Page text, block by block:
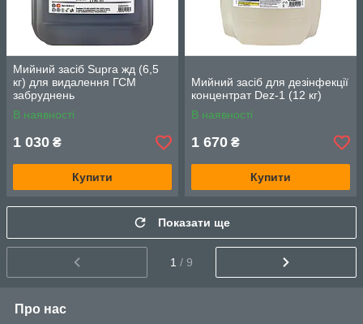
Мийний засіб Supra жд (6,5
кг) для видалення ГСМ
забруднень
В наявності
1 030 ₴
Купити
Мийний засіб для дезінфекції
концентрат Dez-1 (12 кг)
В наявності
1 670 ₴
Купити
Показати ще
1 / 9
Про нас